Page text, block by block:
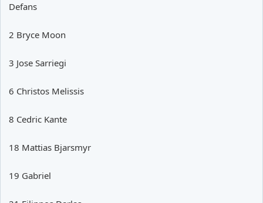
Defans
2 Bryce Moon
3 Jose Sarriegi
6 Christos Melissis
8 Cedric Kante
18 Mattias Bjarsmyr
19 Gabriel